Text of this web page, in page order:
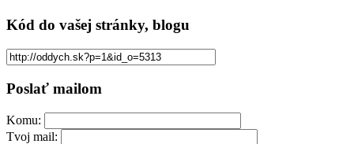
Kód do vašej stránky, blogu
Poslať mailom
Komu:
Tvoj mail: